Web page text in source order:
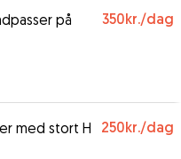
på
350kr./dag
med stort H
250kr./dag